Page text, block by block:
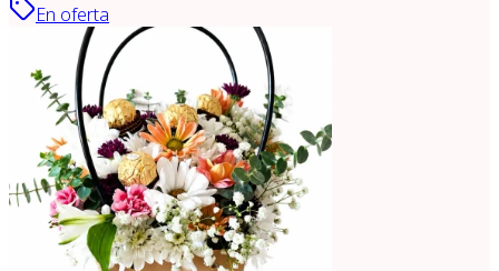
En oferta